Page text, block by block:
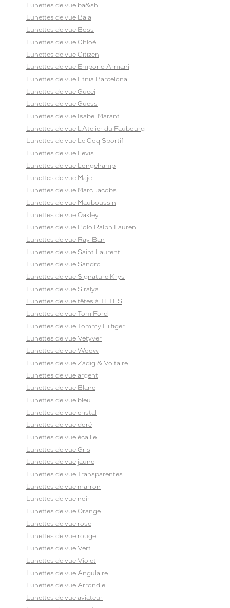
Lunettes de vue ba&sh
Lunettes de vue Baia
Lunettes de vue Boss
Lunettes de vue Chloé
Lunettes de vue Citizen
Lunettes de vue Emporio Armani
Lunettes de vue Etnia Barcelona
Lunettes de vue Gucci
Lunettes de vue Guess
Lunettes de vue Isabel Marant
Lunettes de vue L'Atelier du Faubourg
Lunettes de vue Le Coq Sportif
Lunettes de vue Levis
Lunettes de vue Longchamp
Lunettes de vue Maje
Lunettes de vue Marc Jacobs
Lunettes de vue Mauboussin
Lunettes de vue Oakley
Lunettes de vue Polo Ralph Lauren
Lunettes de vue Ray-Ban
Lunettes de vue Saint Laurent
Lunettes de vue Sandro
Lunettes de vue Signature Krys
Lunettes de vue Siralya
Lunettes de vue têtes à TETES
Lunettes de vue Tom Ford
Lunettes de vue Tommy Hilfiger
Lunettes de vue Vetyver
Lunettes de vue Woow
Lunettes de vue Zadig & Voltaire
Lunettes de vue argent
Lunettes de vue Blanc
Lunettes de vue bleu
Lunettes de vue cristal
Lunettes de vue doré
Lunettes de vue écaille
Lunettes de vue Gris
Lunettes de vue jaune
Lunettes de vue Transparentes
Lunettes de vue marron
Lunettes de vue noir
Lunettes de vue Orange
Lunettes de vue rose
Lunettes de vue rouge
Lunettes de vue Vert
Lunettes de vue Violet
Lunettes de vue Angulaire
Lunettes de vue Arrondie
Lunettes de vue aviateur